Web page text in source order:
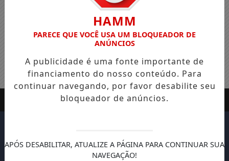
HAMM
PARECE QUE VOCÊ USA UM BLOQUEADOR DE
ANÚNCIOS
A publicidade é uma fonte importante de
financiamento do nosso conteúdo. Para
continuar navegando, por favor desabilite seu
bloqueador de anúncios.
APÓS DESABILITAR, ATUALIZE A PÁGINA PARA CONTINUAR SUA
NAVEGAÇÃO!